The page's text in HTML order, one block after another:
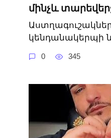
մինչև
կենդանակերպի
0 345